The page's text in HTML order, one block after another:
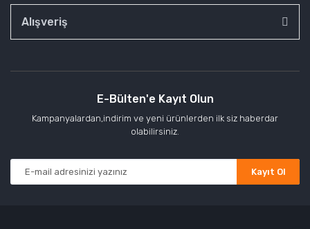
Alışveriş
E-Bülten'e Kayıt Olun
Kampanyalardan,indirim ve yeni ürünlerden ilk siz haberdar
olabilirsiniz.
Kayıt Ol